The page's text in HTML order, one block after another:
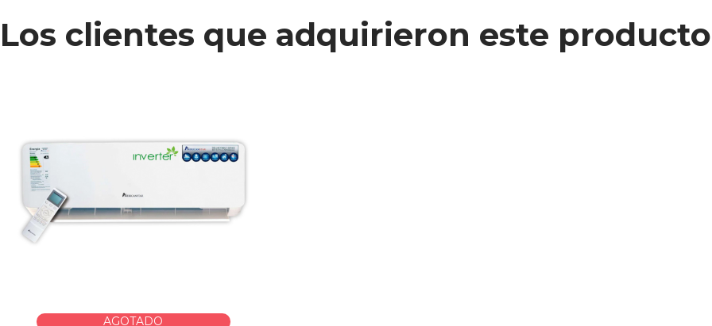
Los clientes que adquirieron este
AGOTADO